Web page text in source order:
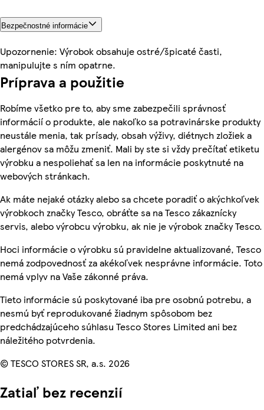
Bezpečnostné informácie
Upozornenie: Výrobok obsahuje ostré/špicaté časti,
manipulujte s ním opatrne.
Príprava a použitie
Robíme všetko pre to, aby sme zabezpečili správnosť
informácií o produkte, ale nakoľko sa potravinárske produkty
neustále menia, tak prísady, obsah výživy, diétnych zložiek a
alergénov sa môžu zmeniť. Mali by ste si vždy prečítať etiketu
výrobku a nespoliehať sa len na informácie poskytnuté na
webových stránkach.
Ak máte nejaké otázky alebo sa chcete poradiť o akýchkoľvek
výrobkoch značky Tesco, obráťte sa na Tesco zákaznícky
servis, alebo výrobcu výrobku, ak nie je výrobok značky Tesco.
Hoci informácie o výrobku sú pravidelne aktualizované, Tesco
nemá zodpovednosť za akékoľvek nesprávne informácie. Toto
nemá vplyv na Vaše zákonné práva.
Tieto informácie sú poskytované iba pre osobnú potrebu, a
nesmú byť reprodukované žiadnym spôsobom bez
predchádzajúceho súhlasu Tesco Stores Limited ani bez
náležitého potvrdenia.
© TESCO STORES SR, a.s. 2026
Zatiaľ bez recenzií